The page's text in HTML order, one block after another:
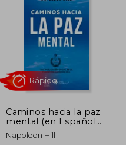
4%
dcto.
Caminos hacia la paz
mental (en Español
neutro)
Napoleon Hill